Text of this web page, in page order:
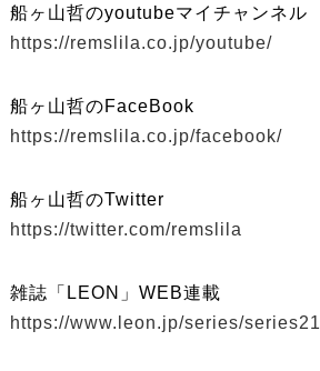
船ヶ山哲のyoutubeマイチャンネル
https://remslila.co.jp/youtube/
船ヶ山哲のFaceBook
https://remslila.co.jp/facebook/
船ヶ山哲のTwitter
https://twitter.com/remslila
雑誌「LEON」WEB連載
https://www.leon.jp/series/series21